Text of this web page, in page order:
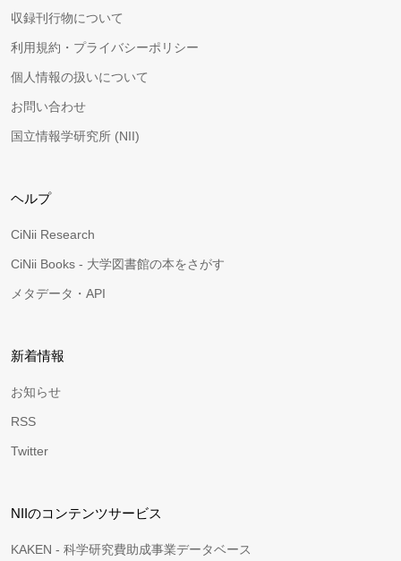
収録刊行物について
利用規約・プライバシーポリシー
個人情報の扱いについて
お問い合わせ
国立情報学研究所 (NII)
ヘルプ
CiNii Research
CiNii Books - 大学図書館の本をさがす
メタデータ・API
新着情報
お知らせ
RSS
Twitter
NIIのコンテンツサービス
KAKEN - 科学研究費助成事業データベース